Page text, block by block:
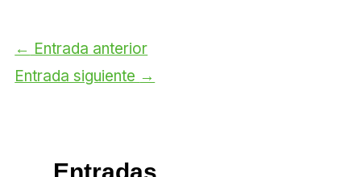
← Entrada anterior
Entrada siguiente →